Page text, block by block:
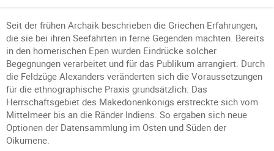
Seit der frühen Archaik beschrieben die Griechen Erfahrungen,
die sie bei ihren Seefahrten in ferne Gegenden machten. Bereits
in den homerischen Epen wurden Eindrücke solcher
Begegnungen verarbeitet und für das Publikum arrangiert. Durch
die Feldzüge Alexanders veränderten sich die Voraussetzungen
für die ethnographische Praxis grundsätzlich: Das
Herrschaftsgebiet des Makedonenkönigs erstreckte sich vom
Mittelmeer bis an die Ränder Indiens. So ergaben sich neue
Optionen der Datensammlung im Osten und Süden der
Oikumene.